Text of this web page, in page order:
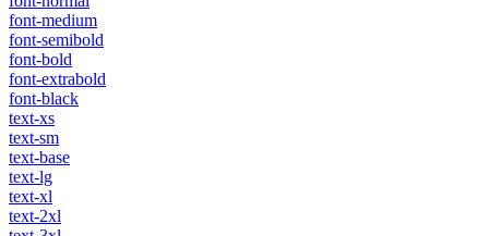
font-medium
font-semibold
font-bold
font-extrabold
font-black
text-xs
text-sm
text-base
text-lg
text-xl
text-2xl